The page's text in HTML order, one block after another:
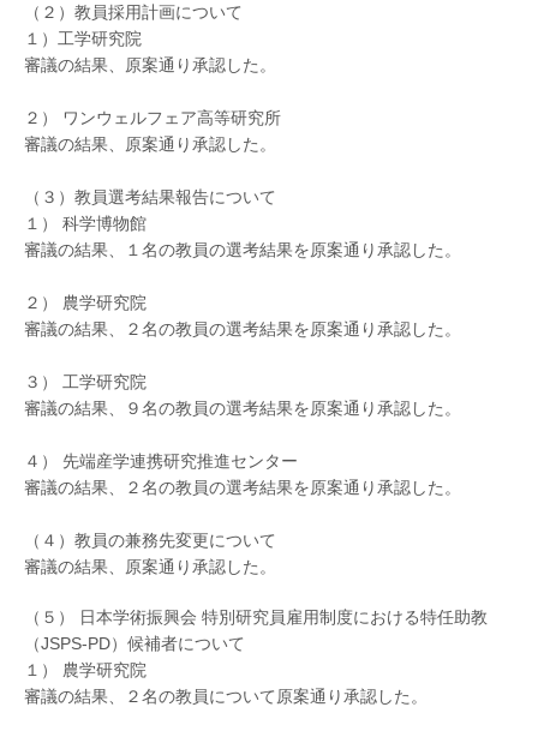
（２）教員採用計画について
１）工学研究院
審議の結果、原案通り承認した。
２） ワンウェルフェア高等研究所
審議の結果、原案通り承認した。
（３）教員選考結果報告について
１） 科学博物館
審議の結果、１名の教員の選考結果を原案通り承認した。
２） 農学研究院
審議の結果、２名の教員の選考結果を原案通り承認した。
３） 工学研究院
審議の結果、９名の教員の選考結果を原案通り承認した。
４） 先端産学連携研究推進センター
審議の結果、２名の教員の選考結果を原案通り承認した。
（４）教員の兼務先変更について
審議の結果、原案通り承認した。
（５） 日本学術振興会 特別研究員雇用制度における特任助教
（JSPS-PD）候補者について
１） 農学研究院
審議の結果、２名の教員について原案通り承認した。